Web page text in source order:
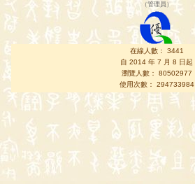
（管理員 ）
在線人數： 3441
自 2014 年 7 月 8 日起
瀏覽人數： 80502977
使用次數： 294733984